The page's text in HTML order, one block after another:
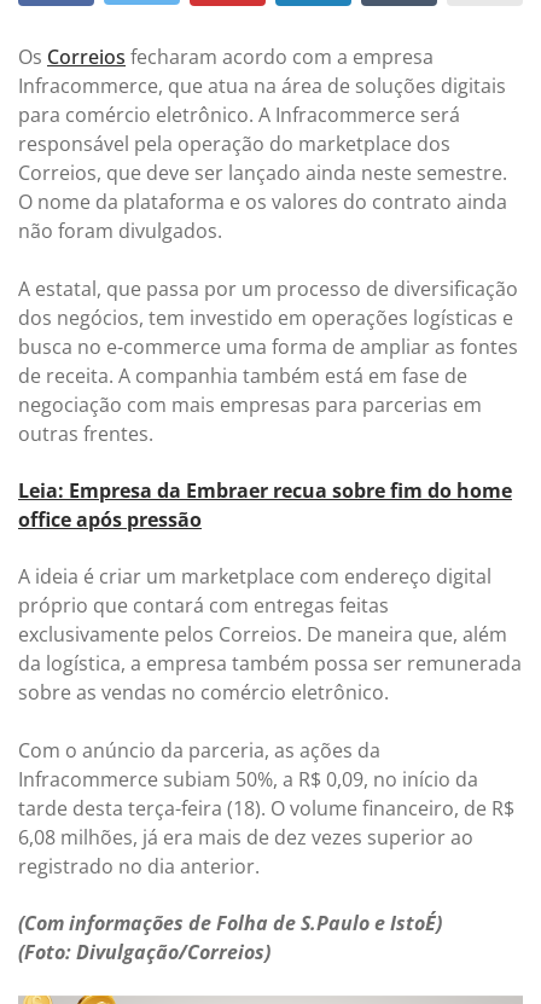
Os Correios fecharam acordo com a empresa
Infracommerce, que atua na área de soluções digitais
para comércio eletrônico. A Infracommerce será
responsável pela operação do marketplace dos
Correios, que deve ser lançado ainda neste semestre.
O nome da plataforma e os valores do contrato ainda
não foram divulgados.
A estatal, que passa por um processo de diversificação
dos negócios, tem investido em operações logísticas e
busca no e-commerce uma forma de ampliar as fontes
de receita. A companhia também está em fase de
negociação com mais empresas para parcerias em
outras frentes.
Leia: Empresa da Embraer recua sobre fim do home
office após pressão
A ideia é criar um marketplace com endereço digital
próprio que contará com entregas feitas
exclusivamente pelos Correios. De maneira que, além
da logística, a empresa também possa ser remunerada
sobre as vendas no comércio eletrônico.
Com o anúncio da parceria, as ações da
Infracommerce subiam 50%, a R$ 0,09, no início da
tarde desta terça-feira (18). O volume financeiro, de R$
6,08 milhões, já era mais de dez vezes superior ao
registrado no dia anterior.
(Com informações de Folha de S.Paulo e IstoÉ)
(Foto: Divulgação/Correios)